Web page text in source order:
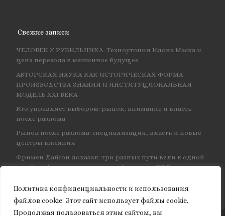
Политика конфиденциальности и использования
файлов сookie: Этот сайт использует файлы cookie.
Продолжая пользоваться этим сайтом, вы
Свежие записи
ЧЕЛОВЕК У РУБИЛЬНИКА. Техноутопия Илона Маска и
цена перехода в машинное будущее
АВТОРСКАЯ НАУКА КАК ИСТОРИЧЕСКАЯ ФОРМА
ПРОИЗВОДСТВА ЗНАНИЯ И ИНСТИТУЦИОНАЛЬНАЯ
МОДЕЛЬ XXI ВЕКА
Кто управляет выбором: рынок, внимание и власть
после разлома
Рынок после разлома: специализация, власть и новые
центры влияния
Фримен Дайсон доказал: три разных пути вели к одной
и той же физике — и навсегда объединил КЭД